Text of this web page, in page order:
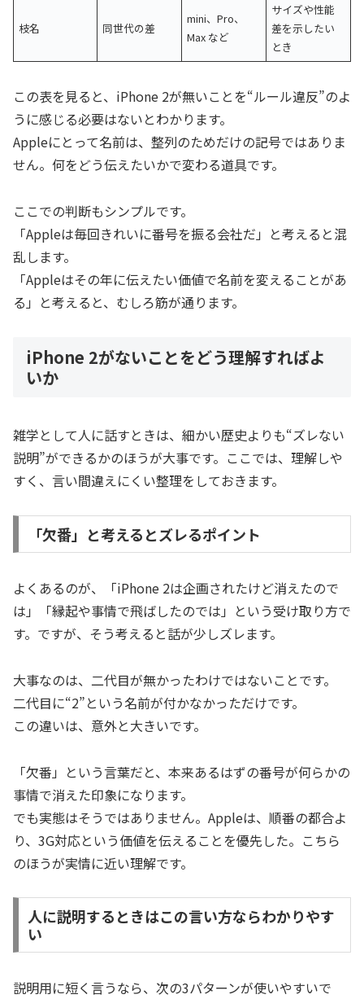
枝名 同世代の差
mini、Pro、
Max など
サイズや性能
差を示したい
とき
この表を見ると、iPhone 2が無いことを“ルール違反”のよ
うに感じる必要はないとわかります。
Appleにとって名前は、整列のためだけの記号ではありま
せん。何をどう伝えたいかで変わる道具です。
ここでの判断もシンプルです。
「Appleは毎回きれいに番号を振る会社だ」と考えると混
乱します。
「Appleはその年に伝えたい価値で名前を変えることがあ
る」と考えると、むしろ筋が通ります。
iPhone 2がないことをどう理解すればよ
いか
雑学として人に話すときは、細かい歴史よりも“ズレない
説明”ができるかのほうが大事です。ここでは、理解しや
すく、言い間違えにくい整理をしておきます。
「欠番」と考えるとズレるポイント
よくあるのが、「iPhone 2は企画されたけど消えたので
は」「縁起や事情で飛ばしたのでは」という受け取り方で
す。ですが、そう考えると話が少しズレます。
大事なのは、二代目が無かったわけではないことです。
二代目に“2”という名前が付かなかっただけです。
この違いは、意外と大きいです。
「欠番」という言葉だと、本来あるはずの番号が何らかの
事情で消えた印象になります。
でも実態はそうではありません。Appleは、順番の都合よ
り、3G対応という価値を伝えることを優先した。こちら
のほうが実情に近い理解です。
人に説明するときはこの言い方ならわかりやす
い
説明用に短く言うなら、次の3パターンが使いやすいで